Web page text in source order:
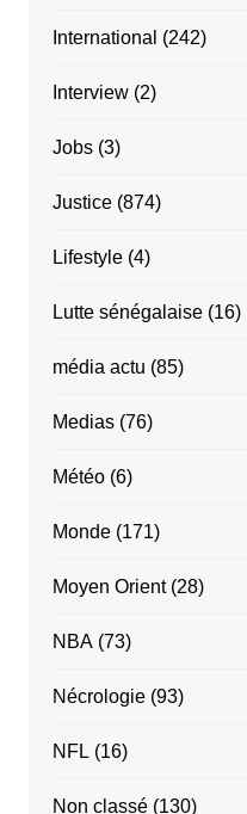
International (242)
Interview(2)
Jobs(3)
Justice(874)
Lifestyle(4)
Lutte sénégalaise(16)
média actu (85)
Medias(76)
Météo(6)
Monde(171)
Moyen Orient(28)
NBA(73)
Nécrologie(93)
NFL (16)
Non classé(130)